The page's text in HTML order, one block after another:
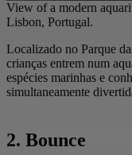
View of a modern
Lisbon, Portugal.
Localizado no Parque
crianças entrem num
espécies marinhas e
simultaneamente
2. Bounce